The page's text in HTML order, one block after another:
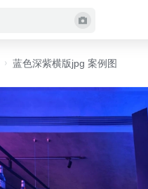
蓝色深紫横版jpg 案例图